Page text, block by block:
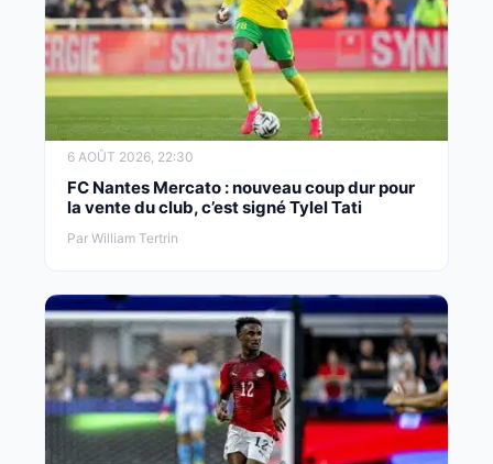
6 AOÛT 2026, 22:30
FC Nantes Mercato : nouveau coup dur pour
la vente du club, c’est signé Tylel Tati
Par William Tertrin